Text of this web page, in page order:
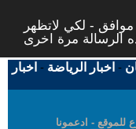
- لكي لاتظهر
- اخبار الرياضة - اخبار
للموقع - ادعمونا